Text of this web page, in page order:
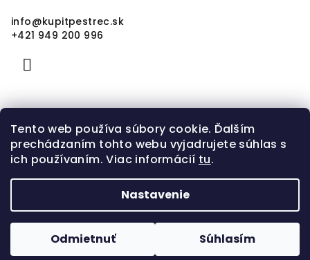
Tento web používa súbory cookie. Ďalším
prechádzaním tohto webu vyjadrujete súhlas s
ich používaním. Viac informácií tu.
Nastavenie
Odmietnuť Súhlasím
info@kupitpestrec.sk
+421 949 200 996
vyhradené.
Vytvoril Shoptet